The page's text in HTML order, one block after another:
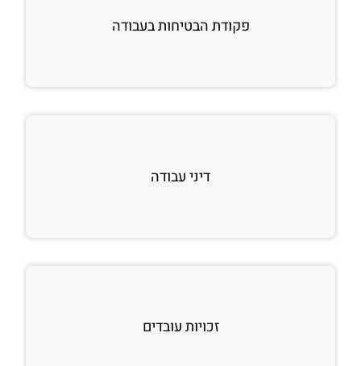
פקודת הבטיחות בעבודה
דיני עבודה
זכויות עובדים